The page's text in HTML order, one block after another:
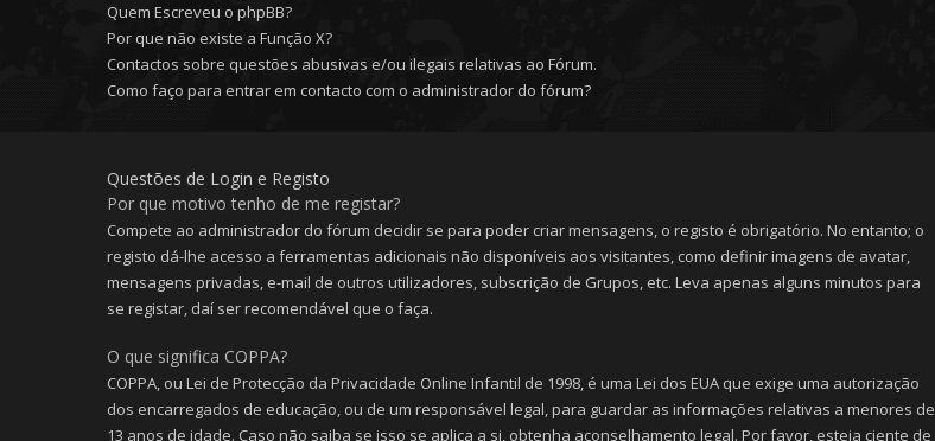
Quem Escreveu o phpBB?
Por que não existe a Função X?
Contactos sobre questões abusivas e/ou ilegais relativas ao Fórum.
Como faço para entrar em contacto com o administrador do fórum?
Questões de Login e Registo
Por que motivo tenho de me registar?
Compete ao administrador do fórum decidir se para poder criar mensagens, o registo é obrigatório. No entanto; o
registo dá-lhe acesso a ferramentas adicionais não disponíveis aos visitantes, como definir imagens de avatar,
mensagens privadas, e-mail de outros utilizadores, subscrição de Grupos, etc. Leva apenas alguns minutos para
se registar, daí ser recomendável que o faça.
O que significa COPPA?
COPPA, ou Lei de Protecção da Privacidade Online Infantil de 1998, é uma Lei dos EUA que exige uma autorização
dos encarregados de educação, ou de um responsável legal, para guardar as informações relativas a menores de
13 anos de idade. Caso não saiba se isso se aplica a si, obtenha aconselhamento legal. Por favor, esteja ciente de